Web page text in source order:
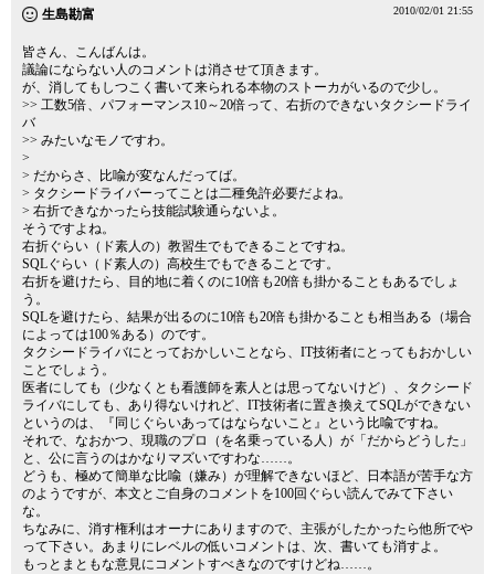
生島勘富 2010/02/01 21:55
皆さん、こんばんは。
議論にならない人のコメントは消させて頂きます。
が、消してもしつこく書いて来られる本物のストーカがいるので少し。
>> 工数5倍、パフォーマンス10～20倍って、右折のできないタクシードライ
バ
>> みたいなモノですわ。
>
> だからさ、比喩が変なんだってば。
> タクシードライバーってことは二種免許必要だよね。
> 右折できなかったら技能試験通らないよ。
そうですよね。
右折ぐらい（ド素人の）教習生でもできることですね。
SQLぐらい（ド素人の）高校生でもできることです。
右折を避けたら、目的地に着くのに10倍も20倍も掛かることもあるでしょ
う。
SQLを避けたら、結果が出るのに10倍も20倍も掛かることも相当ある（場合
によっては100％ある）のです。
タクシードライバにとっておかしいことなら、IT技術者にとってもおかしい
ことでしょう。
医者にしても（少なくとも看護師を素人とは思ってないけど）、タクシード
ライバにしても、あり得ないけれど、IT技術者に置き換えてSQLができない
というのは、『同じぐらいあってはならないこと』という比喩ですね。
それで、なおかつ、現職のプロ（を名乗っている人）が「だからどうした」
と、公に言うのはかなりマズいですわな……。
どうも、極めて簡単な比喩（嫌み）が理解できないほど、日本語が苦手な方
のようですが、本文とご自身のコメントを100回ぐらい読んでみて下さい
な。
ちなみに、消す権利はオーナにありますので、主張がしたかったら他所でや
って下さい。あまりにレベルの低いコメントは、次、書いても消すよ。
もっとまともな意見にコメントすべきなのですけどね……。